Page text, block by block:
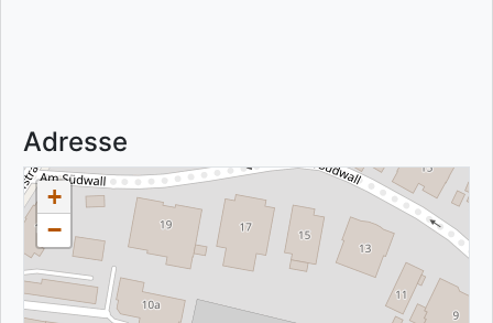
Adresse
+
−